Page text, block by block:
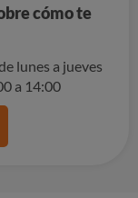
cómo te
lunes a jueves
a 14:00